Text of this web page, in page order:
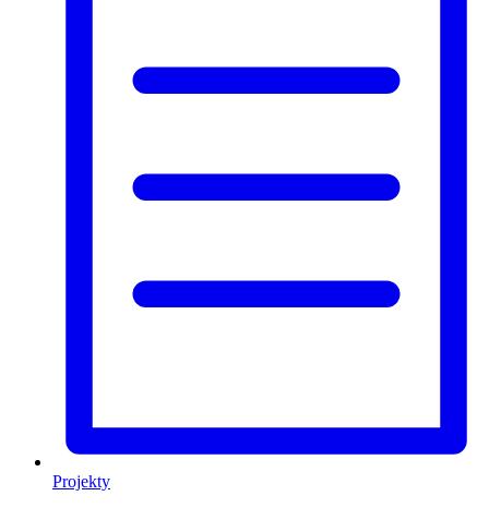
Projekty